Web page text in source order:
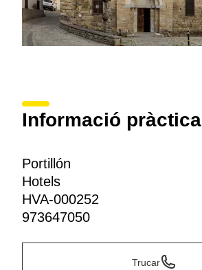
Informació pràctica
Portillón
Hotels
HVA-000252
973647050
Trucar